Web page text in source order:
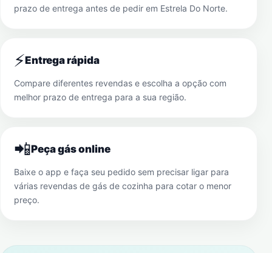
prazo de entrega antes de pedir em Estrela Do Norte.
⚡Entrega rápida
Compare diferentes revendas e escolha a opção com
melhor prazo de entrega para a sua região.
📲Peça gás online
Baixe o app e faça seu pedido sem precisar ligar para
várias revendas de gás de cozinha para cotar o menor
preço.